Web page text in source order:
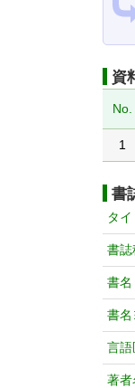
資
No.
1
書
タ
書誌
書名
書名
言語
著者